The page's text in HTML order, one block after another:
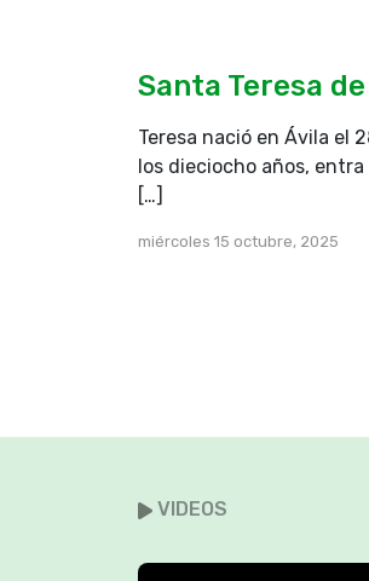
En aquel tiempo,
se le acercó un
«Señor, ten
Unas veces se
Se lo traje a tus
Entonces Jesús
gente incrédula y
aguantarla?
al demonio que
Después, al
Santa Teresa
Teresa nació en Ávila el
los dieciocho años, entra
[…]
miércoles 15 octubre, 2025
VIDEOS